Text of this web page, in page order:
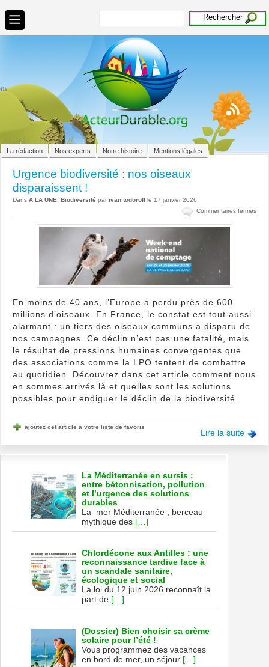
La rédaction Nos experts Notre histoire Mentions légales
Urgence biodiversité : nos oiseaux
disparaissent !
Dans A LA UNE Biodiversité par ivan todoroffle 17 janvier 2026
Commentaires ferméssur
En moins de 40 ans, l’Europe a perdu près de 600
millions d’oiseaux. En France, le constat est tout aussi
alarmant : un tiers des oiseaux communs a disparu de
nos campagnes. Ce déclin n’est pas une fatalité, mais
le résultat de pressions humaines convergentes que
des associations comme la LPO tentent de combattre
au quotidien. Découvrez dans cet article comment nous
en sommes arrivés là et quelles sont les solutions
possibles pour endiguer le déclin de la biodiversité.
Lire la suite
ajoutez cet article a votre liste de favoris
La Méditerranée en sursis :
entre bétonnisation, pollution
et l’urgence des solutions
durables
La mer Méditerranée , berceau
mythique des […]
Chlordécone aux Antilles : une
reconnaissance tardive face à
un scandale sanitaire,
écologique et social
La loi du 12 juin 2026 reconnaît la
part de […]
(Dossier) Bien choisir sa crème
solaire pour l’été !
Vous programmez des vacances
en bord de mer, un séjour […]